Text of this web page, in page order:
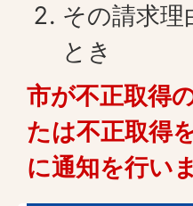
その請求
とき
市が不正取得
たは不正取得
に通知を行い